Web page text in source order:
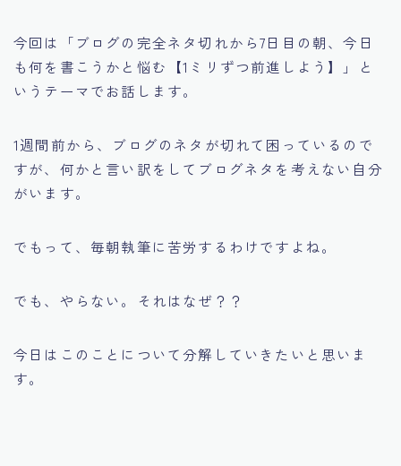
今回は「ブログの完全ネタ切れから7日目の朝、今日
も何を書こうかと悩む【1ミリずつ前進しよう】」と
いうテーマでお話します。
1週間前から、ブログのネタが切れて困っているので
すが、何かと言い訳をしてブログネタを考えない自分
がいます。
でもって、毎朝執筆に苦労するわけですよね。
でも、やらない。それはなぜ？？
今日はこのことについて分解していきたいと思いま
す。